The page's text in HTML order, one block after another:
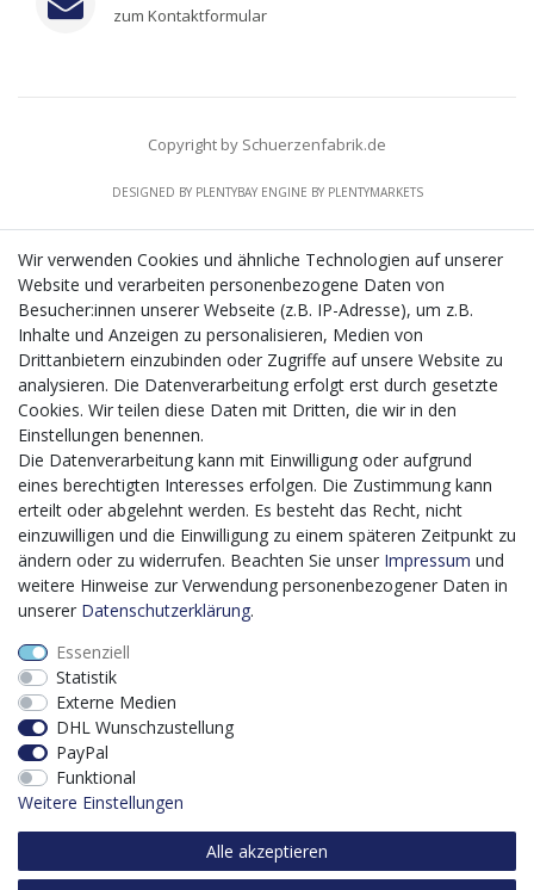
zum Kontaktformular
Copyright by Schuerzenfabrik.de
DESIGNED BY PLENTYBAYENGINE BY PLENTYMARKETS
CMS-Softwaresystems zur digitalen Optimierung
von Geschäftsprozessen
Mit dem vorgenannten Projekt, welches im Zeitraum vom
20.12.2023 bis zum 29.02.2024 im Rahmen des
Förderprogrammes Digitalisierung Zuschuss EFRE 2021
bis 2027 umgesetzt wird, möchten wir in die Anschaffung
eines Content-Management-Systems (CMS-
Softwaresystem) investieren, um unseren Online-Shop
künftig selbst verwalten zu können. Diese Software dient
der effizienteren gemeinschaftlichen Erstellung,
Bearbeitung, Organisation und Darstellung digitaler
Inhalte (Content) in unserem Unternehmen. Dies ist
insbesondere für den Vertrieb von Bedeutung. Bisher
Software digitalisiert werden was zu einer enormen
Zeitersparnis führt.
Dieses Vorhaben wird kofinanziert von der Europäischen
Union mithilfe von EFRE-Mitteln sowie durch Steuermittel
auf der Grundlage des vom Sächsischen Landtag
beschlossenen Haushaltes.
Wir verwenden Cookies und ähnliche Technologien auf unserer
Website und verarbeiten personenbezogene Daten von
Besucher:innen unserer Webseite (z.B. IP-Adresse), um z.B.
Inhalte und Anzeigen zu personalisieren, Medien von
Drittanbietern einzubinden oder Zugriffe auf unsere Website zu
analysieren. Die Datenverarbeitung erfolgt erst durch gesetzte
Cookies. Wir teilen diese Daten mit Dritten, die wir in den
Einstellungen benennen.
Die Datenverarbeitung kann mit Einwilligung oder aufgrund
eines berechtigten Interesses erfolgen. Die Zustimmung kann
erteilt oder abgelehnt werden. Es besteht das Recht, nicht
einzuwilligen und die Einwilligung zu einem späteren Zeitpunkt zu
ändern oder zu widerrufen. Beachten Sie unser Impressum und
weitere Hinweise zur Verwendung personenbezogener Daten in
unserer Daten­schutz­erklärung.
Essenziell
Statistik
Externe Medien
DHL Wunschzustellung
PayPal
Funktional
Weitere Einstellungen
Alle akzeptieren